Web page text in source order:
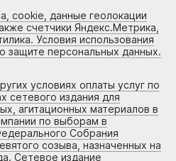
cookie, данные геолокации
счетчики Яндекс.Метрика,
Условия использования
защите персональных данных.
условиях оплаты услуг по
сетевого издания для
агитационных материалов в
по выборам в
Собрания
созыва, назначенных на
Сетевое издание